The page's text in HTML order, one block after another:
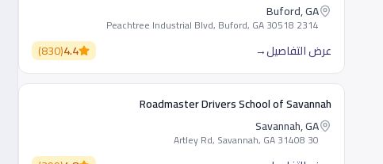
Buford, GA
2314 Peachtree Industrial Blvd, Buford, GA 30518
عرض التفاصيل→
4.4
(
830
)
Roadmaster Drivers School of Savannah
Savannah, GA
30 Artley Rd, Savannah, GA 31408